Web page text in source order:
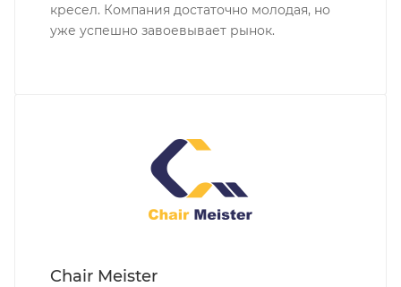
кресел. Компания достаточно молодая, но
уже успешно завоевывает рынок.
Chair Meister